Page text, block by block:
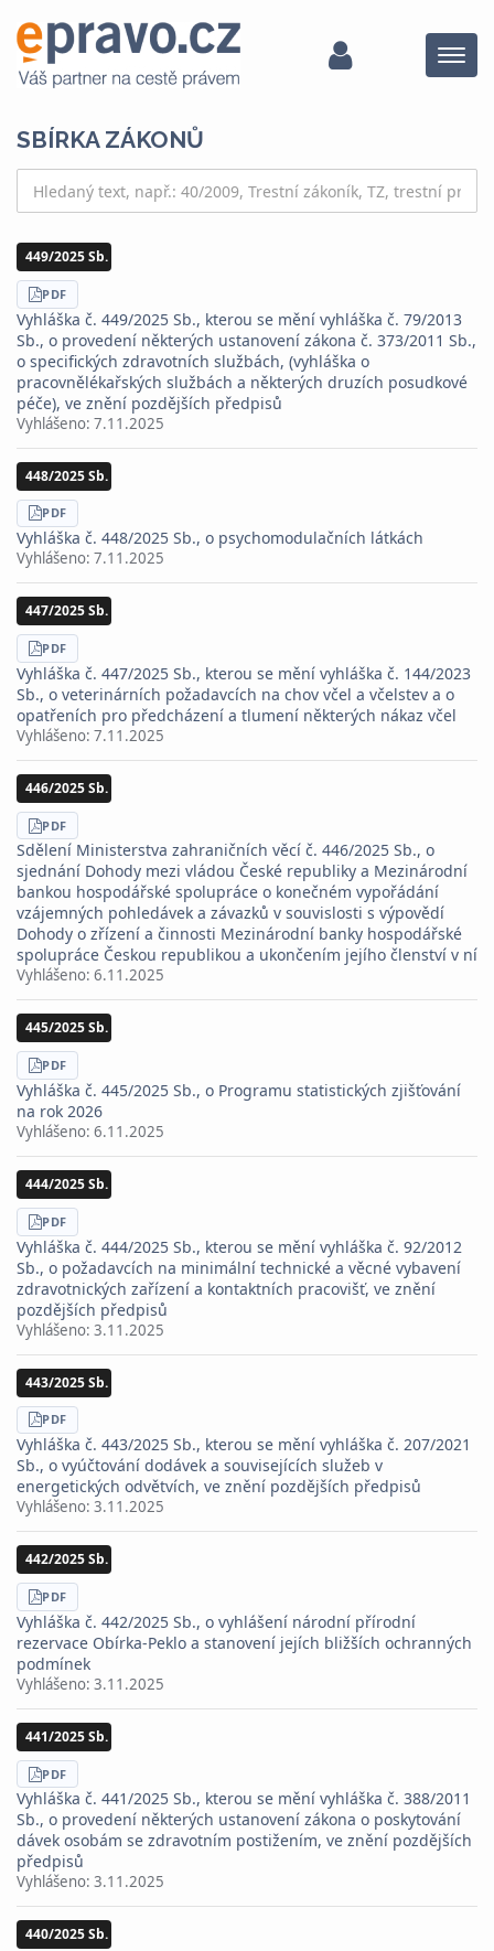
Menu
SBÍRKA ZÁKONŮ
449/2025 Sb.
STÁHNOUT
PDF
Vyhláška č. 449/2025 Sb., kterou se mění vyhláška č. 79/2013
Sb., o provedení některých ustanovení zákona č. 373/2011 Sb.,
o specifických zdravotních službách, (vyhláška o
pracovnělékařských službách a některých druzích posudkové
péče), ve znění pozdějších předpisů
Vyhlášeno: 7.11.2025
448/2025 Sb.
STÁHNOUT
PDF
Vyhláška č. 448/2025 Sb., o psychomodulačních látkách
Vyhlášeno: 7.11.2025
447/2025 Sb.
STÁHNOUT
PDF
Vyhláška č. 447/2025 Sb., kterou se mění vyhláška č. 144/2023
Sb., o veterinárních požadavcích na chov včel a včelstev a o
opatřeních pro předcházení a tlumení některých nákaz včel
Vyhlášeno: 7.11.2025
446/2025 Sb.
STÁHNOUT
PDF
Sdělení Ministerstva zahraničních věcí č. 446/2025 Sb., o
sjednání Dohody mezi vládou České republiky a Mezinárodní
bankou hospodářské spolupráce o konečném vypořádání
vzájemných pohledávek a závazků v souvislosti s výpovědí
Dohody o zřízení a činnosti Mezinárodní banky hospodářské
spolupráce Českou republikou a ukončením jejího členství v ní
Vyhlášeno: 6.11.2025
445/2025 Sb.
STÁHNOUT
PDF
Vyhláška č. 445/2025 Sb., o Programu statistických zjišťování
na rok 2026
Vyhlášeno: 6.11.2025
444/2025 Sb.
STÁHNOUT
PDF
Vyhláška č. 444/2025 Sb., kterou se mění vyhláška č. 92/2012
Sb., o požadavcích na minimální technické a věcné vybavení
zdravotnických zařízení a kontaktních pracovišť, ve znění
pozdějších předpisů
Vyhlášeno: 3.11.2025
443/2025 Sb.
STÁHNOUT
PDF
Vyhláška č. 443/2025 Sb., kterou se mění vyhláška č. 207/2021
Sb., o vyúčtování dodávek a souvisejících služeb v
energetických odvětvích, ve znění pozdějších předpisů
Vyhlášeno: 3.11.2025
442/2025 Sb.
STÁHNOUT
PDF
Vyhláška č. 442/2025 Sb., o vyhlášení národní přírodní
rezervace Obírka-Peklo a stanovení jejích bližších ochranných
podmínek
Vyhlášeno: 3.11.2025
441/2025 Sb.
STÁHNOUT
PDF
Vyhláška č. 441/2025 Sb., kterou se mění vyhláška č. 388/2011
Sb., o provedení některých ustanovení zákona o poskytování
dávek osobám se zdravotním postižením, ve znění pozdějších
předpisů
Vyhlášeno: 3.11.2025
440/2025 Sb.